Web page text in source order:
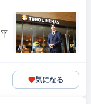
気になる